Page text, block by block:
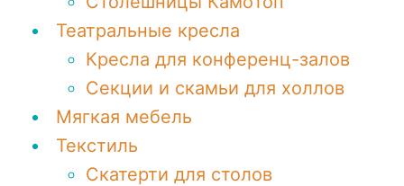
Театральные кресла
Кресла для конференц-залов
Секции и скамьи для холлов
Мягкая мебель
Текстиль
Скатерти для столов